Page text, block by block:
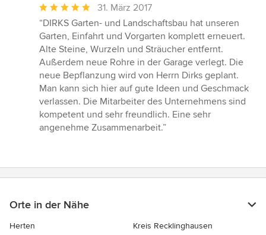
Durchschnittliche
Bewertung:
5
von
5
Sternen
31. März 2017
“DIRKS Garten- und Landschaftsbau hat unseren
Garten, Einfahrt und Vorgarten komplett erneuert.
Alte Steine, Wurzeln und Sträucher entfernt.
Außerdem neue Rohre in der Garage verlegt. Die
neue Bepflanzung wird von Herrn Dirks geplant.
Man kann sich hier auf gute Ideen und Geschmack
verlassen. Die Mitarbeiter des Unternehmens sind
kompetent und sehr freundlich. Eine sehr
angenehme Zusammenarbeit.”
Orte in der Nähe
Herten Kreis Recklinghausen